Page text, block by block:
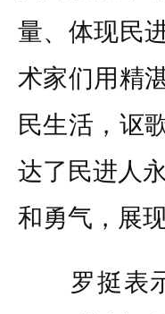
量、体现民
术家们用精
民生活，讴
达了民进人
和勇气，展
罗挺表示